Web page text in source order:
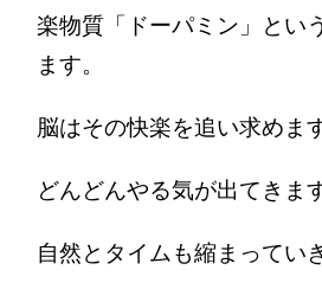
楽物質「ドーパミン」とい
ます。
脳はその快楽を追い求めま
どんどんやる気が出てきま
自然とタイムも縮まってい